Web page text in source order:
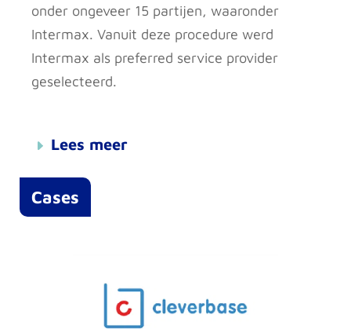
onder ongeveer 15 partijen, waaronder
Intermax. Vanuit deze procedure werd
Intermax als preferred service provider
geselecteerd.
Lees meer
Cases